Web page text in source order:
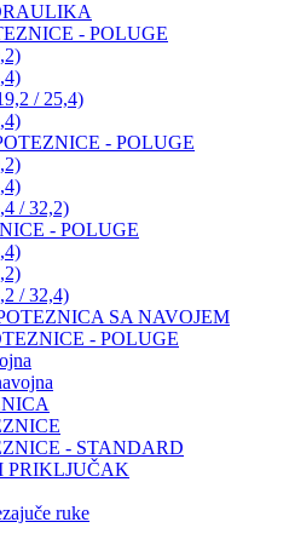
- POLUGE
/ 25,4)
- POLUGE
/ 32,2)
- POLUGE
/ 32,4)
SA NAVOJEM
- POLUGE
- STANDARD
PRIKLJUČAK
ruke